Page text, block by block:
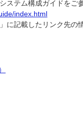
ステム構成ガイドをご
index.html
に記載したリンク先の